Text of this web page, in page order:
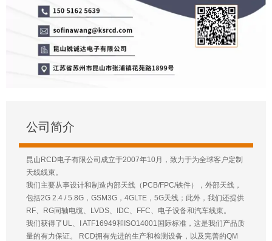
公司简介
昆山RCD电子有限公司成立于2007年10月，致力于为全球客户定制
天线线束。
我们主要从事设计和制造内部天线（PCB/FPC/铁件），外部天线，
包括2G 2.4 / 5.8G，GSM3G，4GLTE，5G天线；此外，我们还提供
RF、RG同轴电缆、LVDS、IDC、FFC、电子设备和汽车线束。
我们获得了UL、I ATF16949和ISO14001国际标准，这是我们产品质
量的有力保证。 RCD拥有先进的生产和检测设备，以及完善的QM